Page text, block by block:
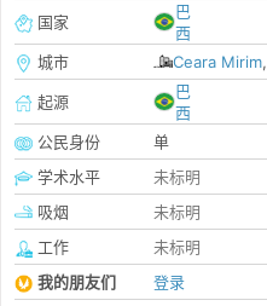
国家
巴
西
城市
Ceara Mirim,
起源
巴
西
公民身份
单
学术水平
未标明
吸烟
未标明
工作
未标明
我的朋友们
登录